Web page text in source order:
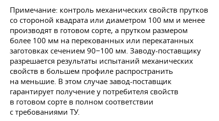
Примечание: контроль механических свойств прутков
со стороной квадрата или диаметром 100 мм и менее
производят в готовом сорте, а прутком размером
более 100 мм на перекованных или перекатанных
заготовках сечением 90−100 мм. Заводу-поставщику
разрешается результаты испытаний механических
свойств в большем профиле распространить
на меньшие. В этом случае завод-поставщик
гарантирует получение у потребителя свойств
в готовом сорте в полном соответствии
с требованиями ТУ.